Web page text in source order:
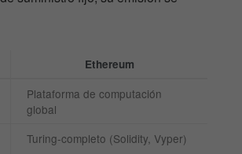
Ethereum
Plataforma de computación
global
Turing-completo (Solidity, Vyper)